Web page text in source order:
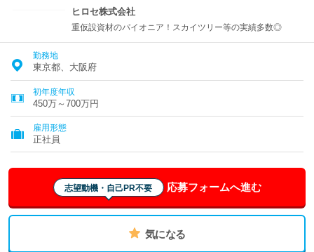
ヒロセ株式会社
重仮設資材のパイオニア！スカイツリー等の実績多数◎
勤務地
東京都、大阪府
初年度年収
450万～700万円
雇用形態
正社員
志望動機・自己PR不要 応募フォームへ進む
気になる